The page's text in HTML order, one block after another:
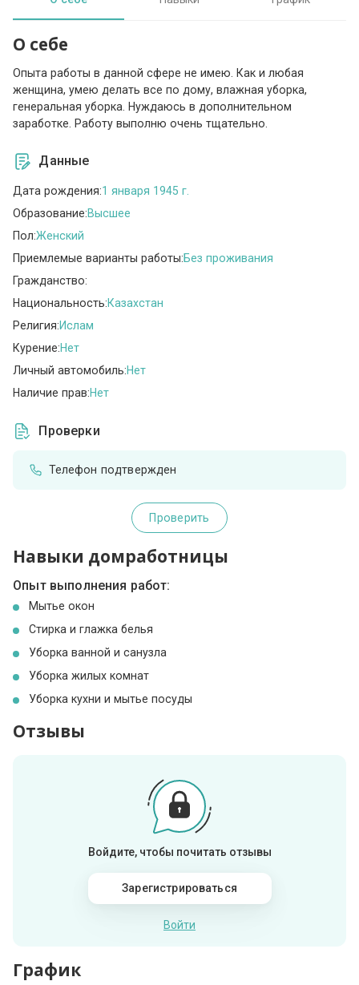
О себе
Опыта работы в данной сфере не имею. Как и любая
женщина, умею делать все по дому, влажная уборка,
генеральная уборка. Нуждаюсь в дополнительном
заработке. Работу выполню очень тщательно.
Данные
Дата рождения:1 января 1945 г.
Образование:Высшее
Пол:Женский
Приемлемые варианты работы:Без проживания
Гражданство:
Национальность:Казахстан
Религия:Ислам
Курение:Нет
Личный автомобиль:Нет
Наличие прав:Нет
Проверки
Телефон подтвержден
Проверить
Навыки домработницы
Опыт выполнения работ:
Мытье окон
Стирка и глажка белья
Уборка ванной и санузла
Уборка жилых комнат
Уборка кухни и мытье посуды
Отзывы
Войдите, чтобы почитать отзывы
Зарегистрироваться
Войти
График